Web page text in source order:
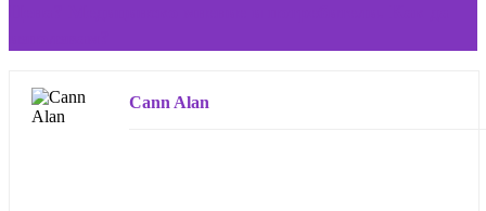
Cann Alan